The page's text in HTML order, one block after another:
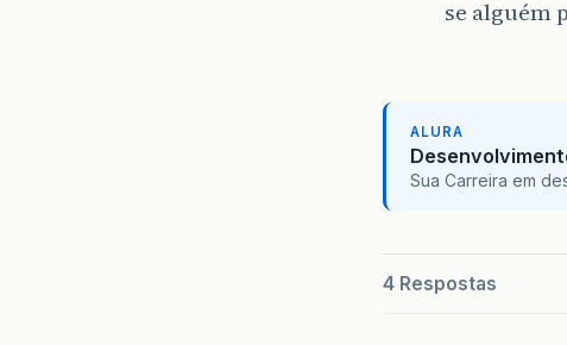
se alguém
ALURA
Sua Carreira em
4 Respostas